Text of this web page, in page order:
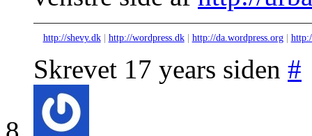
http://shevy.dk| http://wordpress.dk| http://da.wordpress.org|
Skrevet 17 years siden #